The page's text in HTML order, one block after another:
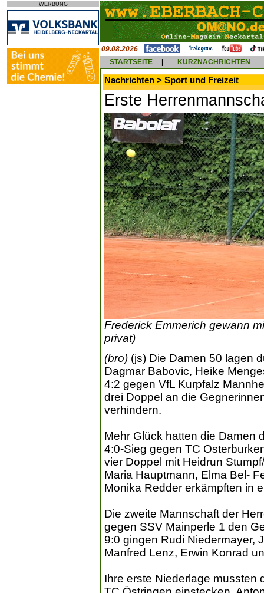
WERBUNG
09.08.2026
STARTSEITE
KURZNACHRICHTEN
Nachrichten > Sport und Freizeit
Erste
Frederick Emmerich gewann
privat)
(bro) (js) Die Damen 50 lagen
Dagmar Babovic, Heike
4:2 gegen VfL Kurpfalz
drei Doppel an die
verhindern.
Mehr Glück hatten die Damen
4:0-Sieg gegen TC
vier Doppel mit Heidrun
Maria Hauptmann, Elma Bel-
Monika Redder erkämpften in
Die zweite Mannschaft der
gegen SSV Mainperle 1 den
9:0 gingen Rudi Niedermayer,
Manfred Lenz, Erwin Konrad
Ihre erste Niederlage mussten